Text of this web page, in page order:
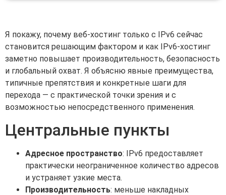
Я покажу, почему веб-хостинг только с IPv6 сейчас
становится решающим фактором и как IPv6-хостинг
заметно повышает производительность, безопасность
и глобальный охват. Я объясню явные преимущества,
типичные препятствия и конкретные шаги для
перехода — с практической точки зрения и с
возможностью непосредственного применения.
Центральные пункты
Адресное пространство: IPv6 предоставляет
практически неограниченное количество адресов
и устраняет узкие места.
Производительность: меньше накладных